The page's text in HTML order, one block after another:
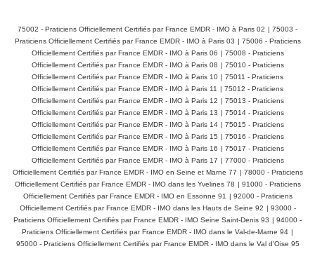
75002 - Praticiens Officiellement Certifiés par France EMDR - IMO à Paris 02 | 75003 -
Praticiens Officiellement Certifiés par France EMDR - IMO à Paris 03 | 75006 - Praticiens
Officiellement Certifiés par France EMDR - IMO à Paris 06 | 75008 - Praticiens
Officiellement Certifiés par France EMDR - IMO à Paris 08 | 75010 - Praticiens
Officiellement Certifiés par France EMDR - IMO à Paris 10 | 75011 - Praticiens
Officiellement Certifiés par France EMDR - IMO à Paris 11
| 75012 - Praticiens
Officiellement Certifiés par France EMDR - IMO à Paris 12 | 75013 - Praticiens
Officiellement Certifiés par France EMDR - IMO à Paris 13 | 75014 - Praticiens
Officiellement Certifiés par France EMDR - IMO à Paris 14 | 75015 - Praticiens
Officiellement Certifiés par France EMDR - IMO à Paris 15 | 75016 - Praticiens
Officiellement Certifiés par France EMDR - IMO à Paris 16 | 75017 - Praticiens
Officiellement Certifiés par France EMDR - IMO à Paris 17 | 77000 - Praticiens
Officiellement Certifiés par France EMDR - IMO en Seine et Marne 77 | 78000 - Praticiens
Officiellement Certifiés par France EMDR - IMO dans les Yvelines 78 | 91000 - Praticiens
Officiellement Certifiés par France EMDR - IMO en Essonne 91
| 92000 - Praticiens
Officiellement Certifiés par France EMDR - IMO dans les Hauts de Seine 92 | 93000 -
Praticiens Officiellement Certifiés par France EMDR - IMO Seine Saint-Denis 93 | 94000 -
Praticiens Officiellement Certifiés par France EMDR - IMO dans le Val-de-Marne 94 |
95000 - Praticiens Officiellement Certifiés par France EMDR - IMO dans le Val d'Oise 95